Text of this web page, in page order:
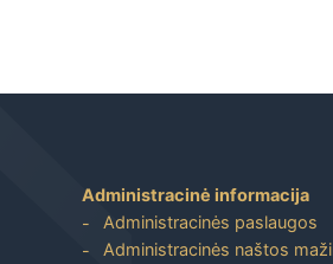
Administracinė informacija
Administracinės paslaugos
Administracinės naštos